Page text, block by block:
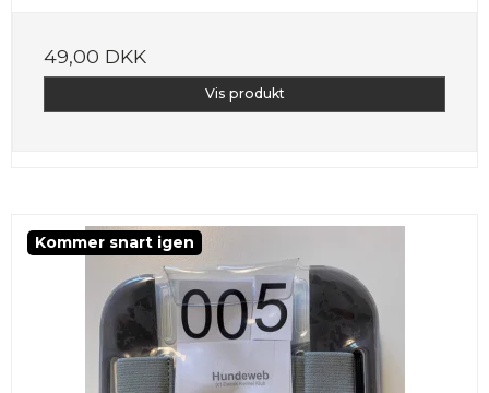
49,00 DKK
Vis produkt
Kommer snart igen